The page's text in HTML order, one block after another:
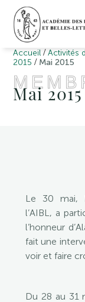
Accueil /Activités
2015 / Mai 2015
Mai 2015
Le 30 mai,
l’AIBL, a
l’honneur
fait une
voir et faire
Du 28 au 31